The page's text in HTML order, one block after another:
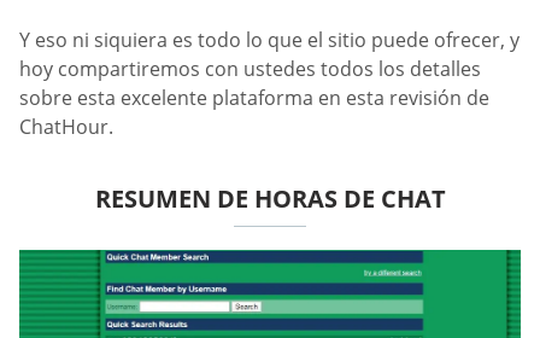
Y eso ni siquiera es todo lo que el sitio puede ofrecer, y
hoy compartiremos con ustedes todos los detalles
sobre esta excelente plataforma en esta revisión de
ChatHour.
RESUMEN DE HORAS DE CHAT